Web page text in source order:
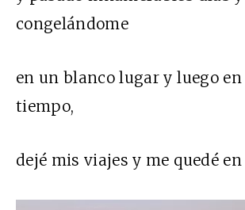
congelándome
en un blanco lugar y luego en
tiempo,
dejé mis viajes y me quedé en